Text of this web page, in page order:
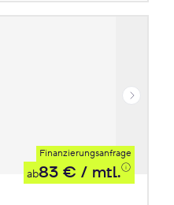
Finanzierungsanfrage
ab83 € / mtl.